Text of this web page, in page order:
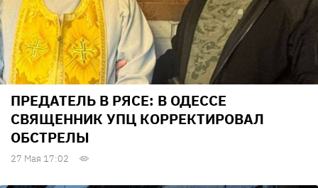
ПРЕДАТЕЛЬ В РЯСЕ: В ОДЕССЕ
СВЯЩЕННИК УПЦ КОРРЕКТИРОВАЛ
ОБСТРЕЛЫ
27 Мая 17:02